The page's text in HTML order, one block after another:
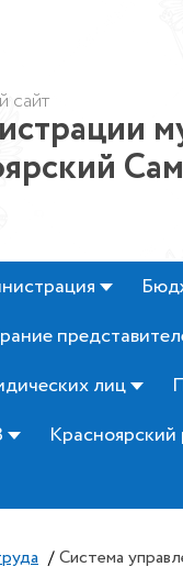
сайт
лиц
Красноярский
/ Система